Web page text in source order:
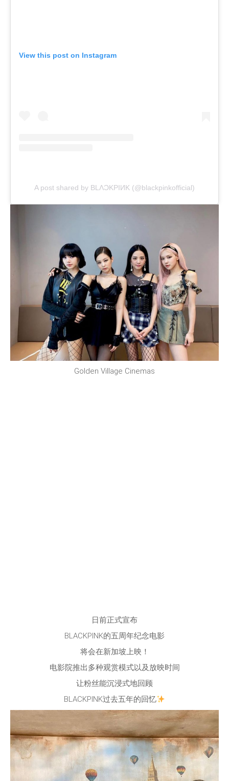
View this post on Instagram
A post shared by BLΛƆKPIИK (@blackpinkofficial)
Golden Village Cinemas
日前正式宣布
BLACKPINK的五周年纪念电影
将会在新加坡上映！
电影院推出多种观赏模式以及放映时间
让粉丝能沉浸式地回顾
BLACKPINK过去五年的回忆